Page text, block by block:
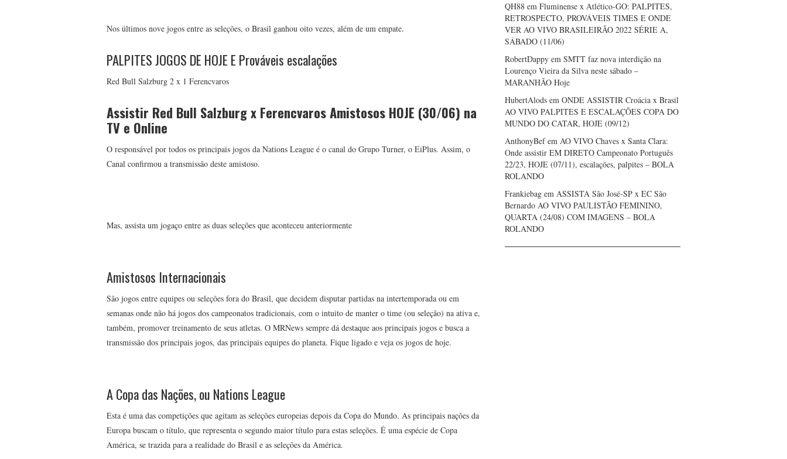
Nos últimos nove jogos entre as seleções, o Brasil ganhou oito vezes, além de um empate.
PALPITES JOGOS DE HOJE E Prováveis escalações
Red Bull Salzburg 2 x 1 Ferencvaros
Assistir Red Bull Salzburg x Ferencvaros Amistosos HOJE (30/06) na
TV e Online
O responsável por todos os principais jogos da Nations League é o canal do Grupo Turner, o EiPlus. Assim, o
Canal confirmou a transmissão deste amistoso.
Mas, assista um jogaço entre as duas seleções que aconteceu anteriormente
Amistosos Internacionais
São jogos entre equipes ou seleções fora do Brasil, que decidem disputar partidas na intertemporada ou em
semanas onde não há jogos dos campeonatos tradicionais, com o intuito de manter o time (ou seleção) na ativa e,
também, promover treinamento de seus atletas. O MRNews sempre dá destaque aos principais jogos e busca a
transmissão dos principais jogos, das principais equipes do planeta. Fique ligado e veja os jogos de hoje.
A Copa das Nações, ou Nations League
Esta é uma das competições que agitam as seleções europeias depois da Copa do Mundo. As principais nações da
Europa buscam o título, que representa o segundo maior título para estas seleções. É uma espécie de Copa
América, se trazida para a realidade do Brasil e as seleções da América.
QH88 em Fluminense x Atlético-GO: PALPITES,
RETROSPECTO, PROVÁVEIS TIMES E ONDE
VER AO VIVO BRASILEIRÃO 2022 SÉRIE A,
SÁBADO (11/06)
RobertDappy em SMTT faz nova interdição na
Lourenço Vieira da Silva neste sábado –
MARANHÃO Hoje
HubertAlods em ONDE ASSISTIR Croácia x Brasil
AO VIVO PALPITES E ESCALAÇÕES COPA DO
MUNDO DO CATAR, HOJE (09/12)
AnthonyBefem AO VIVO Chaves x Santa Clara:
Onde assistir EM DIRETO Campeonato Português
22/23, HOJE (07/11), escalações, palpites – BOLA
ROLANDO
Frankiebag em ASSISTA São José-SP x EC São
Bernardo AO VIVO PAULISTÃO FEMININO,
QUARTA (24/08) COM IMAGENS – BOLA
ROLANDO